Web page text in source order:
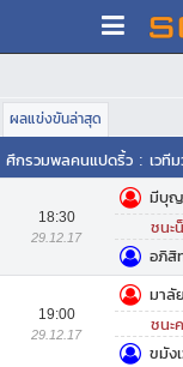
ผลแข่งขันล่าสุด
ศึกรวมพลคนแปดริ้ว : เวที
18:30
29.12.17
มีบุญ
ชนะ
อภิสิ
19:00
29.12.17
มาลั
ชนะ
ขมัง